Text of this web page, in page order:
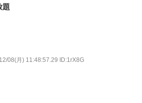
題
08(月) 11:48:57.29 ID:1rX8G